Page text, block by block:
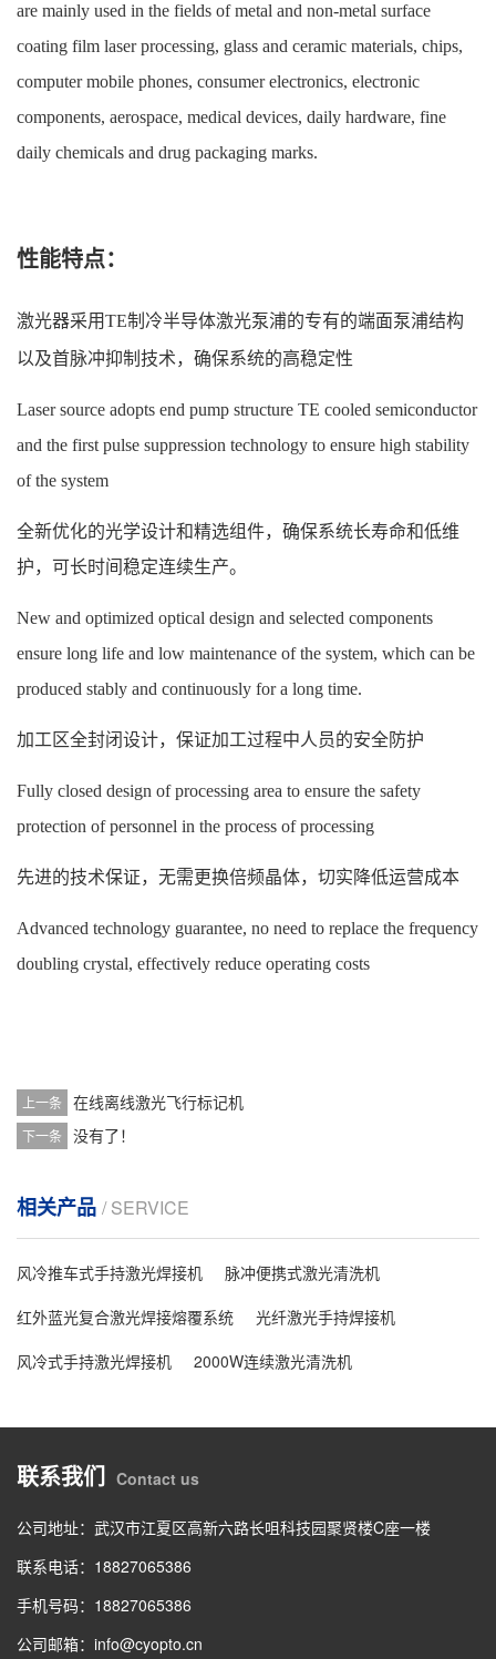
are mainly used in the fields of metal and non-metal surface
coating film laser processing, glass and ceramic materials, chips,
computer mobile phones, consumer electronics, electronic
components, aerospace, medical devices, daily hardware, fine
daily chemicals and drug packaging marks.
性能特点：
激光器采用TE制冷半导体激光泵浦的专有的端面泵浦结构
以及首脉冲抑制技术，确保系统的高稳定性
Laser source adopts end pump structure TE cooled semiconductor
and the first pulse suppression technology to ensure high stability
of the system
全新优化的光学设计和精选组件，确保系统长寿命和低维
护，可长时间稳定连续生产。
New and optimized optical design and selected components
ensure long life and low maintenance of the system, which can be
produced stably and continuously for a long time.
加工区全封闭设计，保证加工过程中人员的安全防护
Fully closed design of processing area to ensure the safety
protection of personnel in the process of processing
先进的技术保证，无需更换倍频晶体，切实降低运营成本
Advanced technology guarantee, no need to replace the frequency
doubling crystal, effectively reduce operating costs
上一条 在线离线激光飞行标记机
下一条 没有了！
相关产品 / SERVICE
风冷推车式手持激光焊接机
脉冲便携式激光清洗机
红外蓝光复合激光焊接熔覆系统
光纤激光手持焊接机
风冷式手持激光焊接机
2000W连续激光清洗机
联系我们 Contact us
公司地址：武汉市江夏区高新六路长咀科技园聚贤楼C座一楼
联系电话：18827065386
手机号码：18827065386
公司邮箱：info@cyopto.cn